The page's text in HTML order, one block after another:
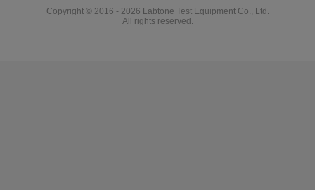
Copyright © 2016 - 2026 Labtone Test Equipment Co., Ltd.
All rights reserved.